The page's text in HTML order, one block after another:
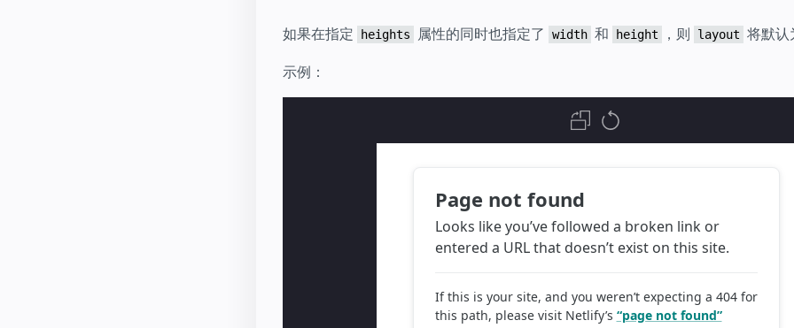
如果在指定 heights 属性的同时也指定了 width 和 height ，则 layout 将默
示例：